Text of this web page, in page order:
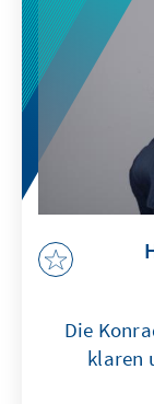
Die
klaren